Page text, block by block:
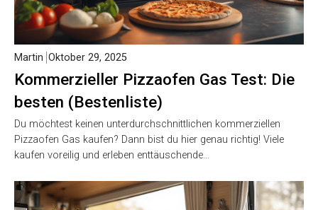
Kommerzieller Pizzaofen Gas Test: Die
besten (Bestenliste)
Martin Oktober 29, 2025
Du möchtest keinen unterdurchschnittlichen kommerziellen
Pizzaofen Gas kaufen? Dann bist du hier genau richtig! Viele
kaufen voreilig und erleben enttäuschende…